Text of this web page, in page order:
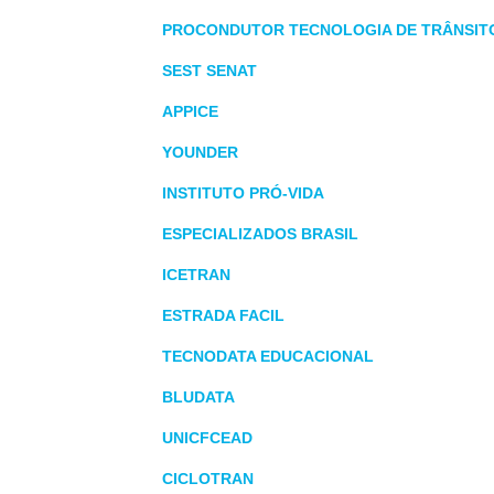
PROCONDUTOR TECNOLOGIA DE
SEST SENAT
APPICE
YOUNDER
INSTITUTO PRÓ-VIDA
ESPECIALIZADOS BRASIL
ICETRAN
ESTRADA FACIL
TECNODATA EDUCACIONAL
BLUDATA
UNICFCEAD
CICLOTRAN